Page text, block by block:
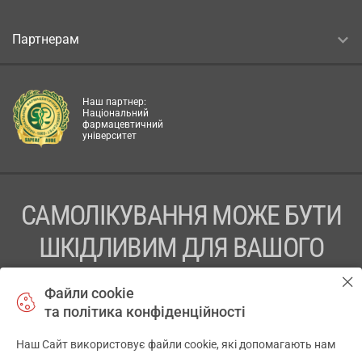
Партнерам
Наш партнер:
Національний
фармацевтичний
університет
САМОЛІКУВАННЯ МОЖЕ БУТИ
ШКІДЛИВИМ ДЛЯ ВАШОГО
ПЕРЕД ЗАСТОСУВАННЯМ ПРЕПАРАТУ ПРОКОНСУЛЬТУЙТЕСЬ
Файли cookie
та політика конфіденційності
Наш Сайт використовує файли cookie, які допомагають нам